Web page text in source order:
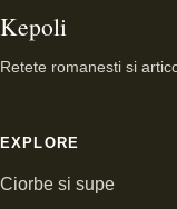
Kepoli
Retete romanesti si
EXPLORE
Ciorbe si supe